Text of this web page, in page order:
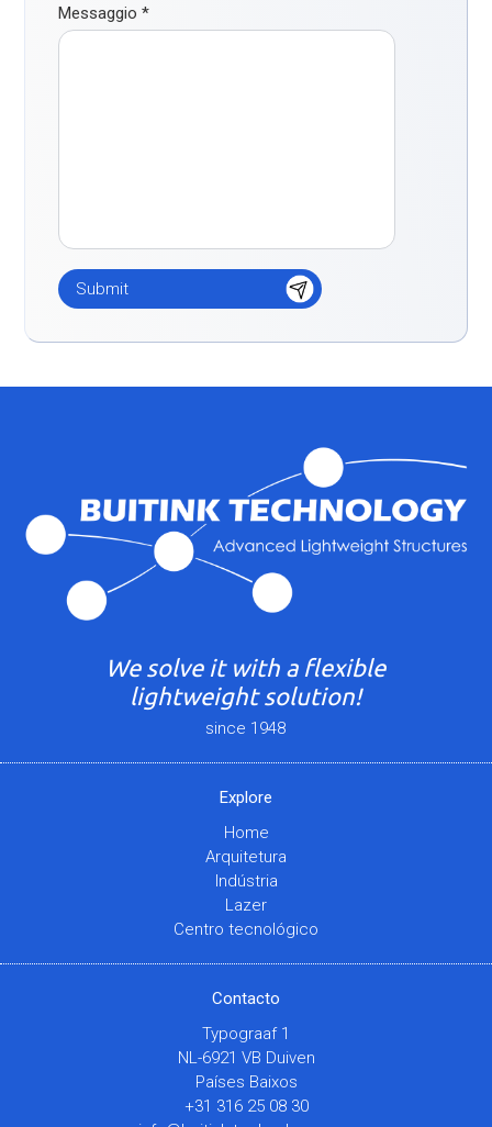
Messaggio*
We solve it with a flexible
lightweight solution!
since 1948
Explore
Home
Arquitetura
Indústria
Lazer
Centro tecnológico
Contacto
Typograaf 1
NL-6921 VB Duiven
Países Baixos
+31 316 25 08 30